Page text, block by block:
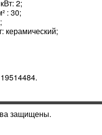
2;
: 30;
керамический;
защищены.